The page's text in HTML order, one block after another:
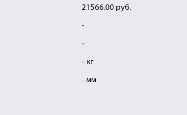
21566.00 руб.
-
-
- кг
- мм